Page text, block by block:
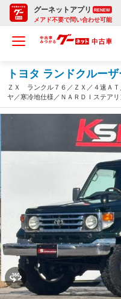
グーネットアプリ RENEW
メアド不要で問い合わせ可能
トヨタ ランドクルーザ
ＺＸ ランクル７６／ＺＸ／４速ＡＴ
ヤ／寒冷地仕様／ＮＡＲＤＩステア
ーナビ／ＨＰドラレコ／ジオランダ
６ＡＷ／ランクル専門店（茨城県）